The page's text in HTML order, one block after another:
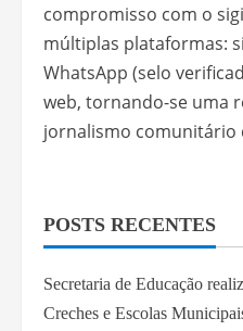
compromisso com o
múltiplas plataformas:
WhatsApp (selo
web, tornando-se uma
jornalismo comunitário
POSTS RECENTES
Secretaria de Educação
Creches e Escolas